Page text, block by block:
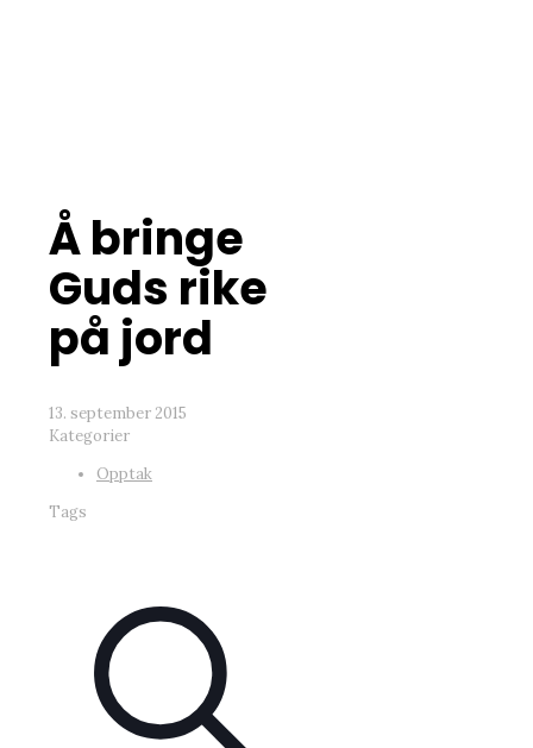
Å bringe
Guds rike
på jord
13. september 2015
Kategorier
Opptak
Tags